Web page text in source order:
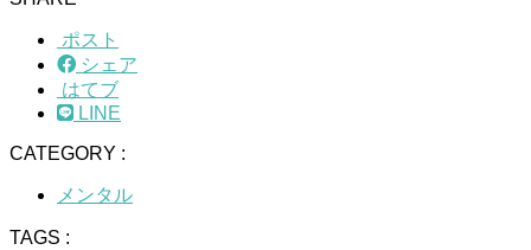
ポスト
シェア
はてブ
LINE
CATEGORY :
メンタル
TAGS :